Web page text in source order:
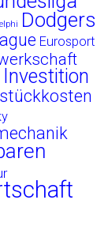
Dodgers
Eurosport
Investition